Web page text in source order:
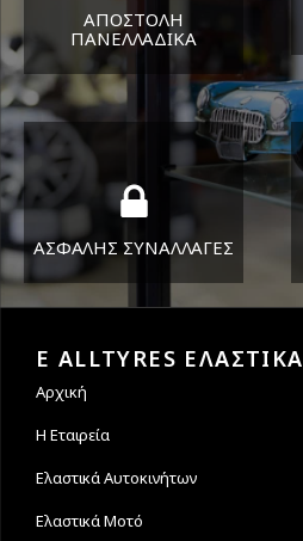
ΑΠΟΣΤΟΛΗ
ΠΑΝΕΛΛΑΔΙΚA
Όπου και αν είστε θα σας
στείλουμε τα ελαστικά σας
ΑΣΦΑΛΗΣ ΣΥΝΑΛΛΑΓΕΣ
E ALLTYRES ΕΛΑΣΤΙΚΑ
Αρχική
Η Εταιρεία
Ελαστικά Αυτοκινήτων
Ελαστικά Μοτό